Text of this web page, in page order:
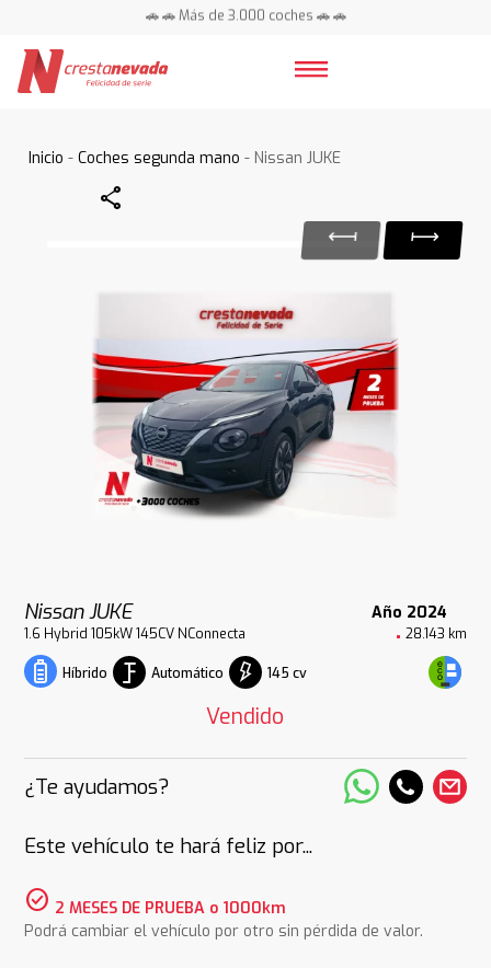
🚗 🚗 Más de 3.000 coches 🚗 🚗
Inicio -Coches segunda mano - Nissan JUKE
Share
Nissan JUKE Año 2024
1.6 Hybrid 105kW 145CV NConnecta 28.143 km
Híbrido Automático 145 cv
Vendido
¿Te ayudamos?
Este vehículo te hará feliz por...
check_circle 2 MESES DE PRUEBA o 1000km
Podrá cambiar el vehículo por otro sin pérdida de valor.